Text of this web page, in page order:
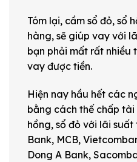
Tóm lại, cầm sổ đỏ, sổ
hàng, sẽ giúp vay với
bạn phải mất rất nhiều
vay được tiền.
Hiện nay hầu hết các
bằng cách thế chấp tài
hồng, sổ đỏ với lãi suất
Bank, MCB,
Dong A Bank,